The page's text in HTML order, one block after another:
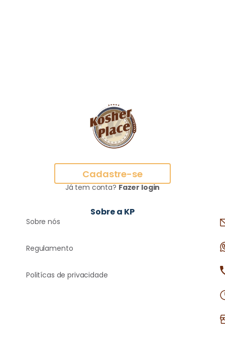
Cadastre-se
Já tem conta? Fazer login
Sobre a KP
Sobre nós
Regulamento
Politícas de privacidade